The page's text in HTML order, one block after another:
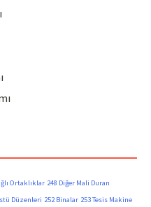
Ortaklıklar 248 Diğer Mali Duran
Düzenleri 252 Binalar 253 Tesis Makine